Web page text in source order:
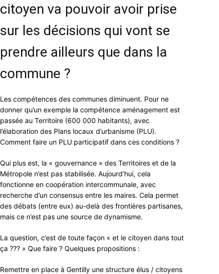
citoyen va pouvoir avoir prise
sur les décisions qui vont se
prendre ailleurs que dans la
commune ?
Les compétences des communes diminuent. Pour ne
donner qu’un exemple la compétence aménagement est
passée au Territoire (600 000 habitants), avec
l’élaboration des Plans locaux d’urbanisme (PLU).
Comment faire un PLU participatif dans ces conditions ?
Qui plus est, la « gouvernance » des Territoires et de la
Métropole n’est pas stabilisée. Aujourd’hui, cela
fonctionne en coopération intercommunale, avec
recherche d’un consensus entre les maires. Cela permet
des débats (entre eux) au-delà des frontières partisanes,
mais ce n’est pas une source de dynamisme.
La question, c’est de toute façon « et le citoyen dans tout
ça ??? » Que faire ? Quelques propositions :
Remettre en place à Gentilly une structure élus / citoyens